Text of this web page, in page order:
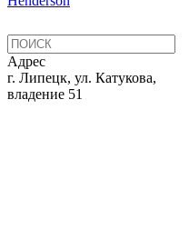
Адрес
г. Липецк, ул. Катукова,
владение 51